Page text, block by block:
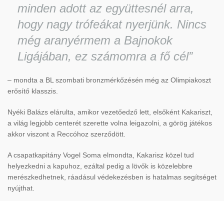
minden adott az együttesnél arra,
hogy nagy trófeákat nyerjünk. Nincs
még aranyérmem a Bajnokok
Ligájában, ez számomra a fő cél”
– mondta a BL szombati bronzmérkőzésén még az Olimpiakoszt
erősítő klasszis.
Nyéki Balázs elárulta, amikor vezetőedző lett, elsőként Kakariszt,
a világ legjobb centerét szerette volna leigazolni, a görög játékos
akkor viszont a Reccóhoz szerződött.
A csapatkapitány Vogel Soma elmondta, Kakarisz közel tud
helyezkedni a kapuhoz, ezáltal pedig a lövők is közelebbre
merészkedhetnek, ráadásul védekezésben is hatalmas segítséget
nyújthat.